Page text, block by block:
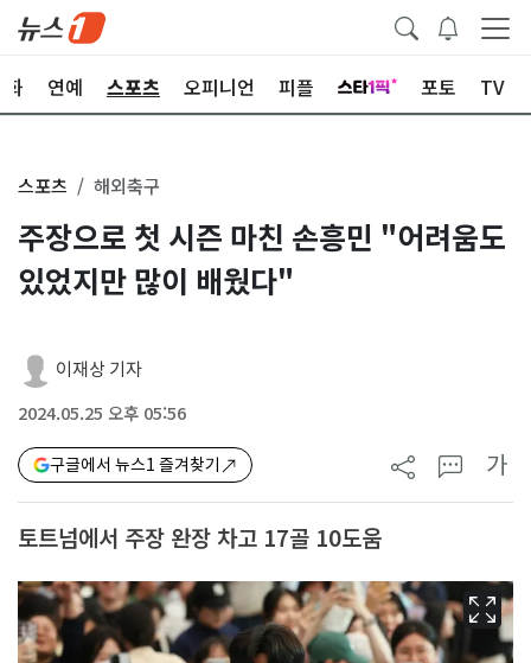
화 연예 스포츠 오피니언 피플 포토 TV
스포츠 해외축구
주장으로 첫 시즌 마친 손흥민 "어려움도
있었지만 많이 배웠다"
이재상 기자
2024.05.25 오후 05:56
구글에서 뉴스1 즐겨찾기 가
토트넘에서 주장 완장 차고 17골 10도움